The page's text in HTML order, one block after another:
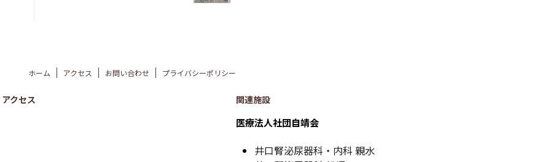
ホーム アクセス お問い合わせ プライバシーポリシー
アクセス 関連施設
医療法人社団自靖会
井口腎泌尿器科・内科 親水